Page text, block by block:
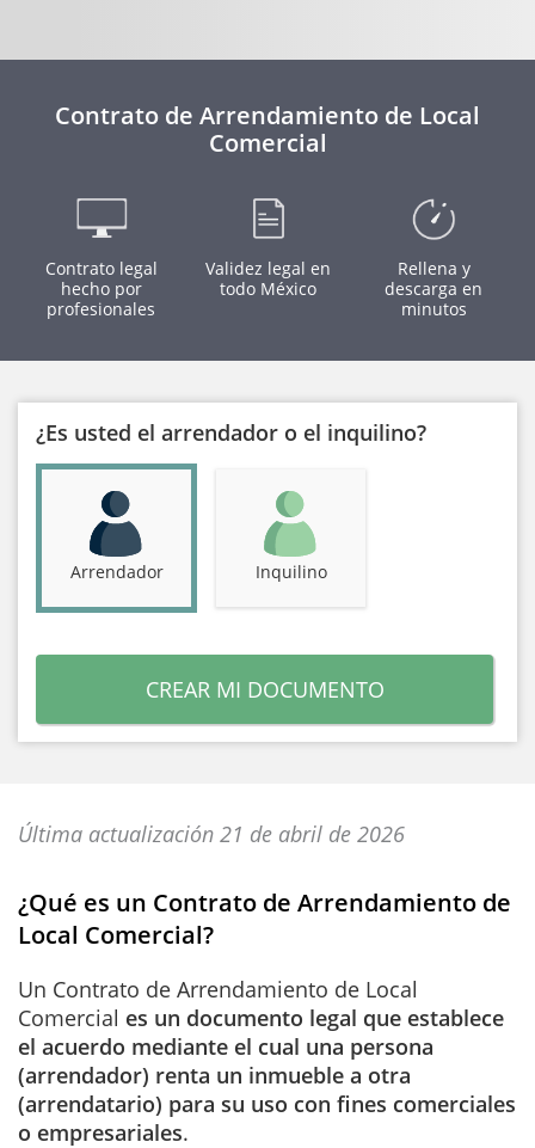
Contrato de Arrendamiento de Local
Comercial
Contrato legal
hecho por
profesionales
Validez legal en
todo México
Rellena y
descarga en
minutos
¿Es usted el arrendador o el inquilino?
Arrendador Inquilino
CREAR MI DOCUMENTO
Última actualización 21 de abril de 2026
¿Qué es un Contrato de Arrendamiento de
Local Comercial?
Un Contrato de Arrendamiento de Local
Comercial es un documento legal que establece
el acuerdo mediante el cual una persona
(arrendador) renta un inmueble a otra
(arrendatario) para su uso con fines comerciales
o empresariales.